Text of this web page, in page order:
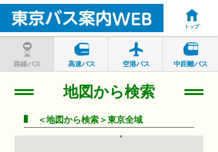
トップ
路線バス 高速バス 空港バス 中距離バス
地図から検索
＜地図から検索＞東京全域